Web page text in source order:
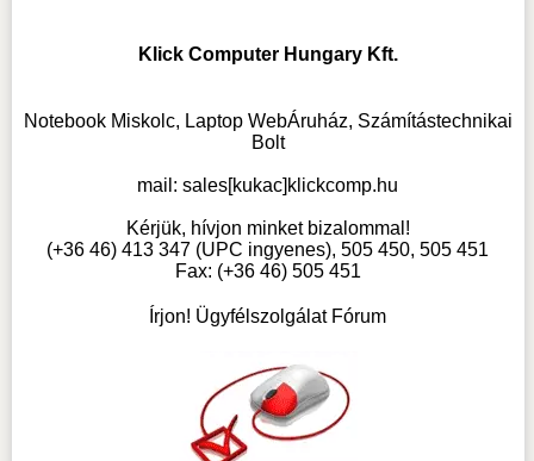
Klick Computer Hungary Kft.
Notebook Miskolc, Laptop WebÁruház, Számítástechnikai
Bolt
mail:sales[kukac]klickcomp.hu
Kérjük, hívjon minket bizalommal!
(+36 46) 413 347 (UPC ingyenes), 505 450, 505 451
Fax: (+36 46) 505 451
Írjon! Ügyfélszolgálat Fórum